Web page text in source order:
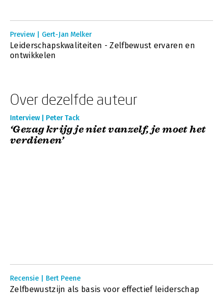
Preview | Gert-Jan Melker
Leiderschapskwaliteiten - Zelfbewust ervaren en
ontwikkelen
Over dezelfde auteur
Interview | Peter Tack
‘Gezag krijg je niet vanzelf, je moet het
verdienen’
Recensie | Bert Peene
Zelfbewustzijn als basis voor effectief leiderschap